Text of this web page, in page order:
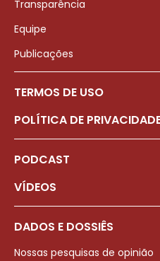
Transparência
Equipe
Publicações
TERMOS DE USO
POLÍTICA DE
PODCAST
VÍDEOS
DADOS E DOSSIÊS
Nossas pesquisas de opinião